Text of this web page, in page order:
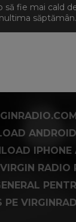
să fie mai cald
IPHONE
RADIO
PE